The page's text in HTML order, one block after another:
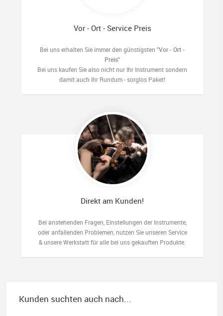
Vor - Ort - Service Preis
Bei uns erhalten Sie immer den günstigsten "Vor - Ort -
Preis"
Bei uns kaufen Sie also nicht nur Ihr Instrument sondern
damit auch Ihr Rundum - sorglos Paket!
Direkt am Kunden!
Bei anstehenden Fragen, Einstellungen der Instrumente,
oder anfallenden Problemen, nutzen Sie unseren Service
& unsere Werkstatt für alle bei uns gekauften Produkte.
Kunden suchten auch nach...